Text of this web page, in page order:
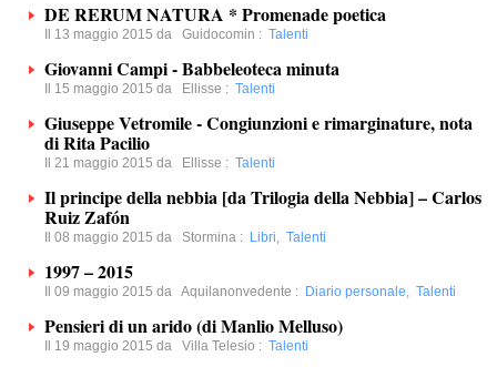
DE RERUM NATURA * Promenade poetica
Il 13 maggio 2015 da Guidocomin : Talenti
Giovanni Campi - Babbeleoteca minuta
Il 15 maggio 2015 da Ellisse : Talenti
Giuseppe Vetromile - Congiunzioni e rimarginature, nota
di Rita Pacilio
Il 21 maggio 2015 da Ellisse : Talenti
Il principe della nebbia [da Trilogia della Nebbia] – Carlos
Ruiz Zafón
Il 08 maggio 2015 da Stormina : Libri, Talenti
1997 – 2015
Il 09 maggio 2015 da Aquilanonvedente : Diario personale, Talenti
Pensieri di un arido (di Manlio Melluso)
Il 19 maggio 2015 da Villa Telesio : Talenti